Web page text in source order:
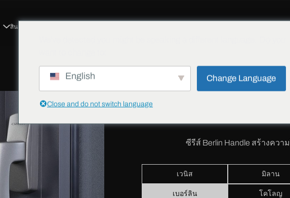
สินค้า
เบอร์ลิน
ซีรีส์ Berlin Handle สร้างควา
เวนิส มิลาน
เบอร์ลิน โคโลญ
English Change Language
Close and do not switch language